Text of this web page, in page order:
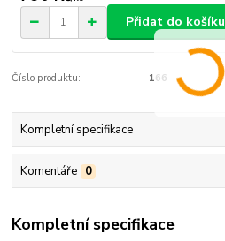
Přidat do košíku
Číslo produktu: 166
Kompletní specifikace
Komentáře 0
Kompletní specifikace